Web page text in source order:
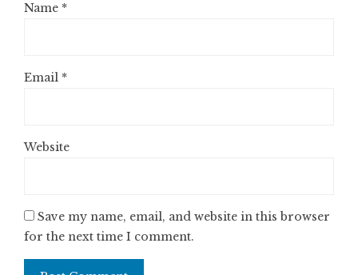
Name *
Email *
Website
Save my name, email, and website in this browser
for the next time I comment.